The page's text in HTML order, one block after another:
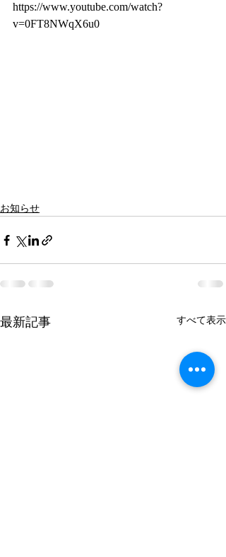
https://www.youtube.com/watch?
v=0FT8NWqX6u0
お知らせ
最新記事 すべて表示